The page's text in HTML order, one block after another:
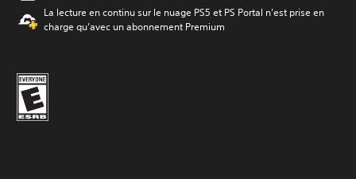
La lecture en continu sur le nuage PS5 et PS Portal n’est prise en
charge qu’avec un abonnement Premium